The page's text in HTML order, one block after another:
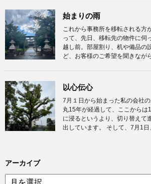
始まりの雨
これから事務所を移転される方
って、先日、移転先の物件に伺
越し前。部屋割り、机や備品の
ど、お客様のご希望を聞きなが
以心伝心
7月１日から始まった私の会社
丸15年が経過して、ここからは
に浸るというより、切り替えて
出しています。 そして、7月1日
アーカイブ
ア